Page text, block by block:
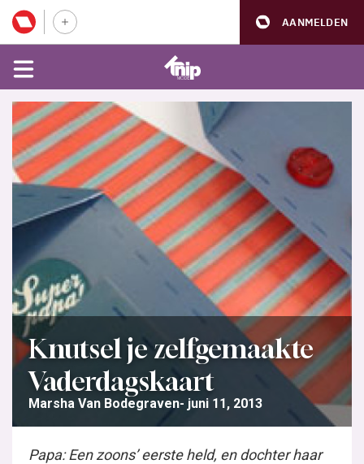
AANMELDEN
Knutsel je zelfgemaakte
Vaderdagskaart
Marsha Van Bodegraven juni 11, 2013
Papa: Een zoons’ eerste held, en dochter haar